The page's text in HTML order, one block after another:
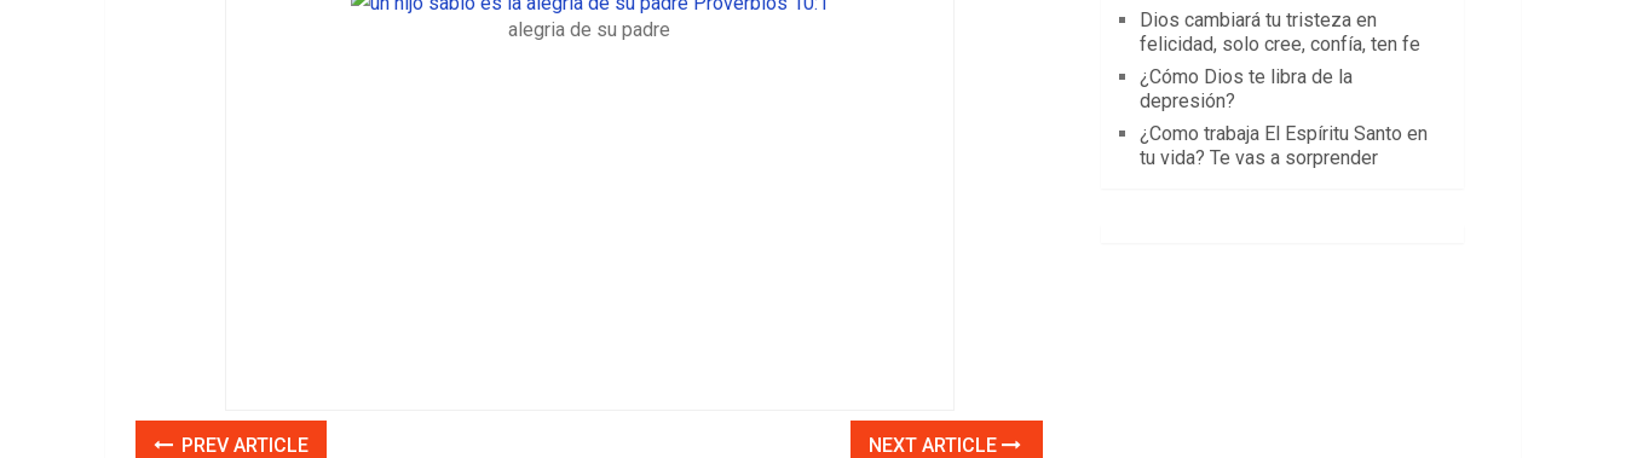
alegria de su padre
PREV ARTICLE NEXT ARTICLE
Dios cambiará tu tristeza en
felicidad, solo cree, confía, ten fe
¿Cómo Dios te libra de la
depresión?
¿Como trabaja El Espíritu Santo en
tu vida? Te vas a sorprender